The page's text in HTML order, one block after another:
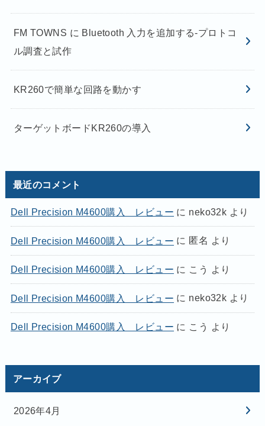
FM TOWNS に Bluetooth 入力を追加する-プロトコ
ル調査と試作
KR260で簡単な回路を動かす
ターゲットボードKR260の導入
最近のコメント
Dell Precision M4600購入 レビュー に neko32k より
Dell Precision M4600購入 レビュー に 匿名 より
Dell Precision M4600購入 レビュー に こう より
Dell Precision M4600購入 レビュー に neko32k より
Dell Precision M4600購入 レビュー に こう より
アーカイブ
2026年4月